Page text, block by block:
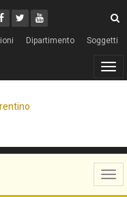
Facebook
Twitter
Youtube
Dipartimento Soggetti